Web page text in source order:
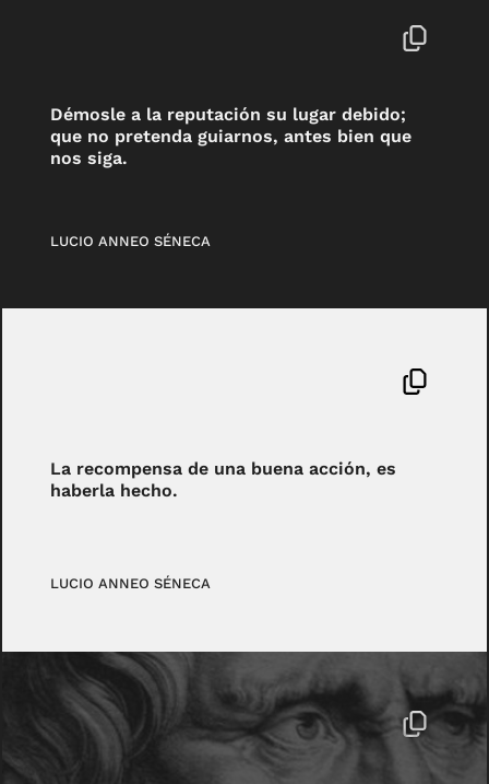
Démosle a la reputación su lugar debido;
que no pretenda guiarnos, antes bien que
nos siga.
LUCIO ANNEO SÉNECA
La recompensa de una buena acción, es
haberla hecho.
LUCIO ANNEO SÉNECA